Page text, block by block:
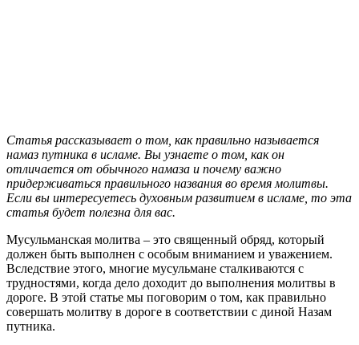
Статья рассказывает о том, как правильно называется
намаз путника в исламе. Вы узнаете о том, как он
отличается от обычного намаза и почему важно
придерживаться правильного названия во время молитвы.
Если вы интересуетесь духовным развитием в исламе, то эта
статья будет полезна для вас.
Мусульманская молитва – это священный обряд, который
должен быть выполнен с особым вниманием и уважением.
Вследствие этого, многие мусульмане сталкиваются с
трудностями, когда дело доходит до выполнения молитвы в
дороге. В этой статье мы поговорим о том, как правильно
совершать молитву в дороге в соответствии с диной Назам
путника.